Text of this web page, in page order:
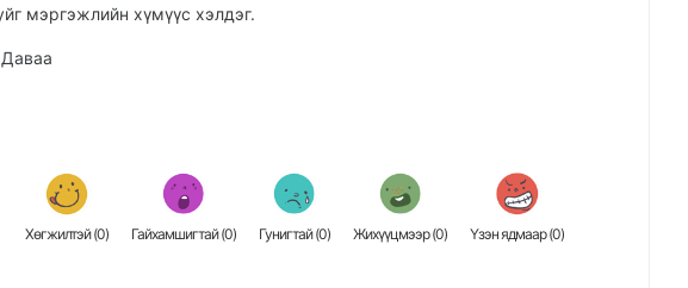
мэргэжлийн хүмүүс хэлдэг.
Хөгжилтэй (0) Гайхамшигтай (0) Гунигтай (0) Жихүүцмээр (0) Үзэн ядмаар (0)